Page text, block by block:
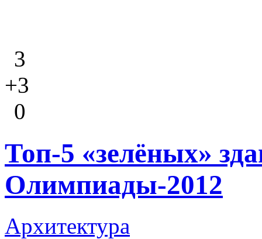
3
+3
0
Топ-5 «зелёных»
Олимпиады-2012
Архитектура